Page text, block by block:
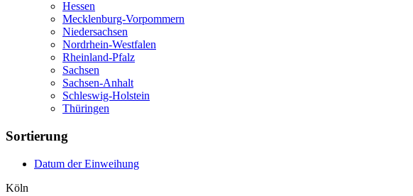
Hessen
Mecklenburg-Vorpommern
Niedersachsen
Nordrhein-Westfalen
Rheinland-Pfalz
Sachsen
Sachsen-Anhalt
Schleswig-Holstein
Thüringen
Sortierung
Datum der Einweihung
Köln